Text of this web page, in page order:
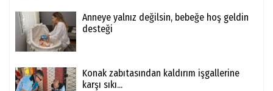
Anneye yalnız değilsin, bebeğe hoş geldin
desteği
Konak zabıtasından kaldırım işgallerine
karşı sıkı...